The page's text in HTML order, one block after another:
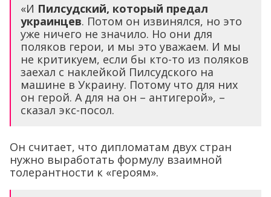
«И Пилсудский, который предал
украинцев. Потом он извинялся, но это
уже ничего не значило. Но они для
поляков герои, и мы это уважаем. И мы
не критикуем, если бы кто-то из поляков
заехал с наклейкой Пилсудского на
машине в Украину. Потому что для них
он герой. А для на он – антигерой», –
сказал экс-посол.
Он считает, что дипломатам двух стран
нужно выработать формулу взаимной
толерантности к «героям».